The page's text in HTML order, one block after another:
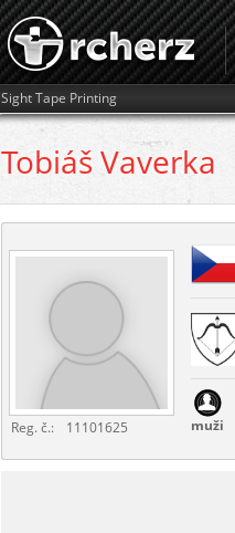
Sight Tape Printing
Tobiáš Vaverka
Reg. č.: 11101625 muži